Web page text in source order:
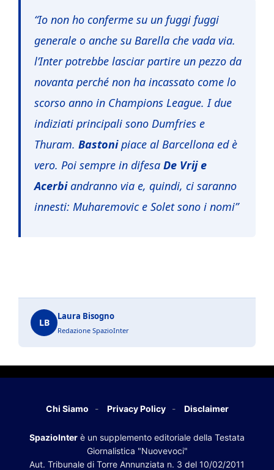
“Io non ho conferme su un fuggi fuggi
generale o anche su Barella che vada via.
l’Inter potrebbe lasciar partire un pezzo da
novanta perché non ha incassato come lo
scorso anno in Champions League. I due
indiziati principali sono Dumfries e
Thuram. Bastonipiace al Barcellona ed è
vero. Poi sempre in difesa De Vrij e
Acerbiandranno via e, quindi, ci saranno
innesti: Muharemovic e Solet sono i nomi”
LB
Laura Bisogno
Redazione SpazioInter
Chi Siamo Privacy Policy Disclaimer
SpazioInter è un supplemento editoriale della Testata
Giornalistica "Nuovevoci"
Aut. Tribunale di Torre Annunziata n. 3 del 10/02/2011